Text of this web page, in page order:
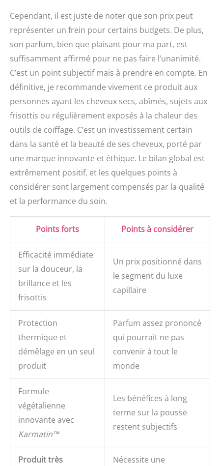
Cependant, il est juste de noter que son prix peut
représenter un frein pour certains budgets. De plus,
son parfum, bien que plaisant pour ma part, est
suffisamment affirmé pour ne pas faire l’unanimité.
C’est un point subjectif mais à prendre en compte. En
définitive, je recommande vivement ce produit aux
personnes ayant les cheveux secs, abîmés, sujets aux
frisottis ou régulièrement exposés à la chaleur des
outils de coiffage. C’est un investissement certain
dans la santé et la beauté de ses cheveux, porté par
une marque innovante et éthique. Le bilan global est
extrêmement positif, et les quelques points à
considérer sont largement compensés par la qualité
et la performance du soin.
Points forts Points à considérer
Efficacité immédiate
sur la douceur, la
brillance et les
frisottis
Un prix positionné dans
le segment du luxe
capillaire
Protection
thermique et
démêlage en un seul
produit
Parfum assez prononcé
qui pourrait ne pas
convenir à tout le
monde
Formule
végétalienne
innovante avec
Karmatin™
Les bénéfices à long
terme sur la pousse
restent subjectifs
Produit très
Nécessite une